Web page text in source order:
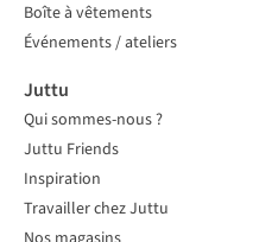
Boîte à vêtements
Événements / ateliers
Juttu
Qui sommes-nous ?
Juttu Friends
Inspiration
Travailler chez Juttu